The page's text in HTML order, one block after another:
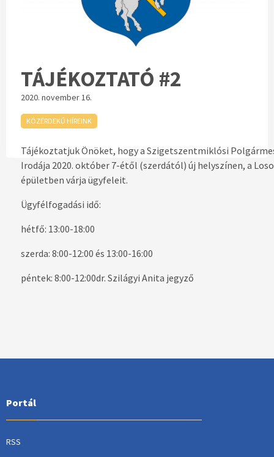
TÁJÉKOZTATÓ #2
2020. november 16.
KÖZÉRDEKŰ HÍREINK
Tájékoztatjuk Önöket, hogy a Szigetszentmiklósi
Irodája 2020. október 7-étől (szerdától) új helyszínen, a
épületben várja ügyfeleit.
Ügyfélfogadási idő:
hétfő: 13:00-18:00
szerda: 8:00-12:00 és 13:00-16:00
péntek: 8:00-12:00dr. Szilágyi Anita jegyző
Portál
RSS